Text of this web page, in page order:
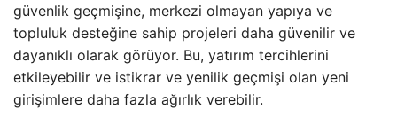
güvenlik geçmişine, merkezi olmayan yapıya ve
topluluk desteğine sahip projeleri daha güvenilir ve
dayanıklı olarak görüyor. Bu, yatırım tercihlerini
etkileyebilir ve istikrar ve yenilik geçmişi olan yeni
girişimlere daha fazla ağırlık verebilir.